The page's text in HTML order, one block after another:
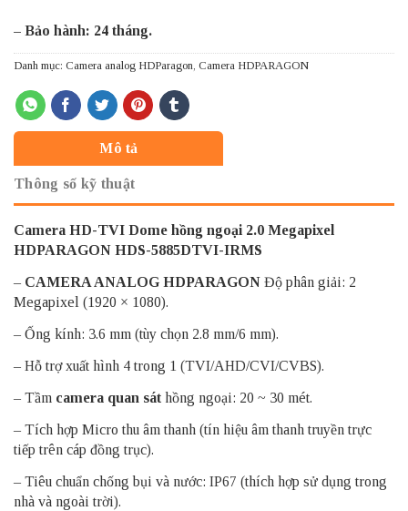
– Bảo hành: 24 tháng.
Danh mục: Camera analog HDParagon, Camera HDPARAGON
Mô tả
Thông số kỹ thuật
Camera HD-TVI Dome hồng ngoại 2.0 Megapixel
HDPARAGON HDS-5885DTVI-IRMS
– CAMERA ANALOG HDPARAGON Độ phân giải: 2
Megapixel (1920 × 1080).
– Ống kính: 3.6 mm (tùy chọn 2.8 mm/6 mm).
– Hỗ trợ xuất hình 4 trong 1 (TVI/AHD/CVI/CVBS).
– Tầm camera quan sát hồng ngoại: 20 ~ 30 mét.
– Tích hợp Micro thu âm thanh (tín hiệu âm thanh truyền trực
tiếp trên cáp đồng trục).
– Tiêu chuẩn chống bụi và nước: IP67 (thích hợp sử dụng trong
nhà và ngoài trời).